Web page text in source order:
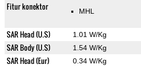
Fitur konektor MHL
SAR Head (U.S) 1.01 W/Kg
SAR Body (U.S) 1.54 W/Kg
SAR Head (Eur) 0.34 W/Kg